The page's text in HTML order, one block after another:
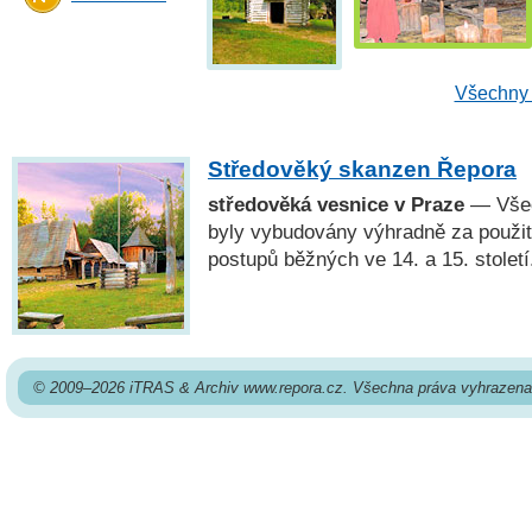
Středověký skanzen Řepora
středověká vesnice v Praze —
byly vybudovány výhradně za
postupů běžných ve 14. a 15.
© 2009–2026 iTRAS & Archiv www.repora.cz. Všechna práva